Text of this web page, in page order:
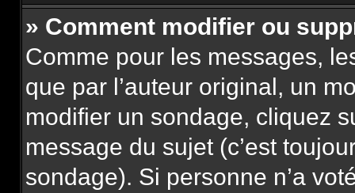
» Comment modifier ou
Comme pour les messages,
que par l’auteur original, un
modifier un sondage, cliquez
message du sujet (c’est
sondage). Si personne n’a